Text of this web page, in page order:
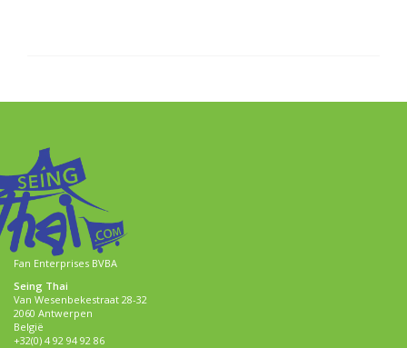
Fan Enterprises BVBA
Seing Thai
Van Wesenbekestraat 28-32
2060 Antwerpen
België
+32(0) 4 92 94 92 86